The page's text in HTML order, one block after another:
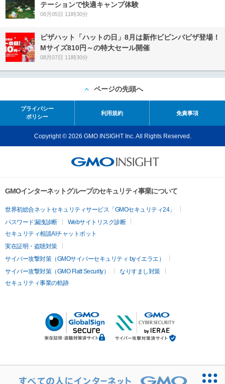
テーションで快適キャンプ体験
08月05日 11時30分
ピザハット「ハットの日」8月は新作ビビンバピザ登場！
Mサイズ810円～の特大セール開催
08月07日 11時30分
ページの先頭へ
プライバシー
ポリシー
利用規約 免責事項
Copyright © 2026 GMO INSIGHT Inc. All Rights Reserved.
GMOインターネットグループのセキュリティ事業について
世界初総合ネットセキュリティサービス「GMOセキュリティ24」
パスワード漏洩診断
Webサイトリスク診断
セキュリティ相談AIチャットボット
実在証明・盗聴対策
サイバー攻撃対策（GMOサイバーセキュリティ byイエラエ）
サイバー攻撃対策（GMO Flatt Security）
なりすまし対策
セキュリティ事業の軌跡